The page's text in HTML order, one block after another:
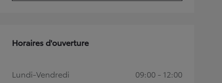
Horaires d'ouverture
Lundi-Vendredi
09:00 - 12:00